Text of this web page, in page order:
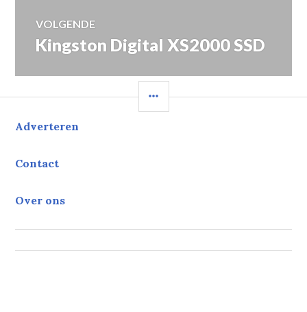
VOLGENDE
Volgend
bericht:
Kingston Digital XS2000 SSD
Adverteren
Contact
Over ons